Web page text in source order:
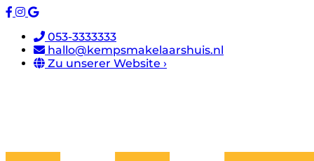
053-3333333
hallo@kempsmakelaarshuis.nl
Zu unserer Website ›